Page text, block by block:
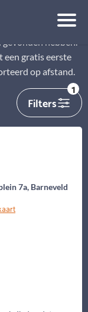
gevonden hebben.
een gratis eerste
op afstand.
Filters
1
7a, Barneveld